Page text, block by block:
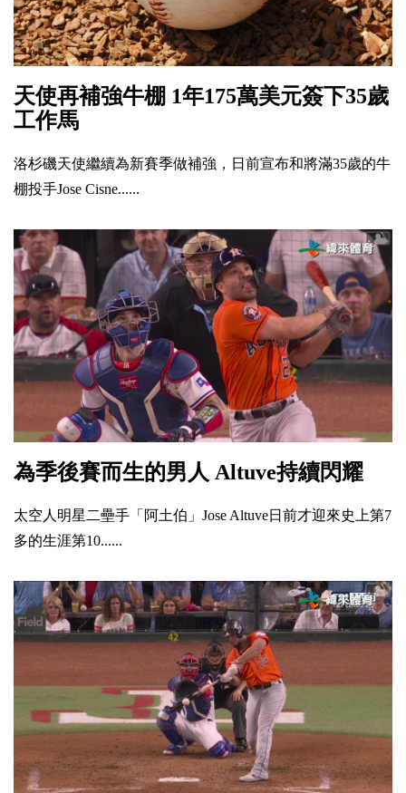
天使再補強牛棚 1年175萬美元簽下35歲
工作馬
洛杉磯天使繼續為新賽季做補強，日前宣布和將滿35歲的牛
棚投手Jose Cisne......
為季後賽而生的男人 Altuve持續閃耀
太空人明星二壘手「阿土伯」Jose Altuve日前才迎來史上第7
多的生涯第10......